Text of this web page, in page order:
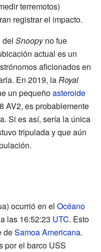
terremotos)
registrar el impacto.
del Snoopyno fue
actual es un
aficionados en
En 2019, laRoyal
un pequeñoasteroide
AV2, es probablemente
Si es así, sería la única
tripulada y que aún
ocurrió en el Océano
las 16:52:23 UTC. Esto
deSamoa Americana.
por el barco USS